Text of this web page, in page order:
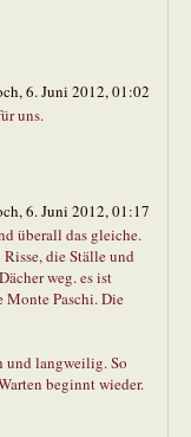
6. Juni 2012, 01:02
uns.
6. Juni 2012, 01:17
überall das gleiche.
die Ställe und
weg. es ist
Paschi. Die
und langweilig. So
beginnt wieder.